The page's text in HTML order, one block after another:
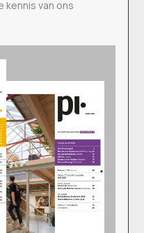
kennis van ons